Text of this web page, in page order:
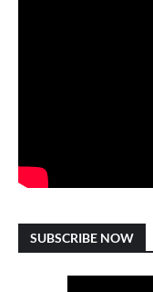
SUBSCRIBE NOW